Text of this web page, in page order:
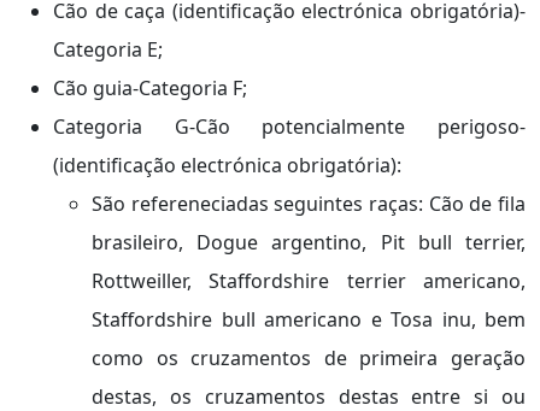
Cão de caça (identificação electrónica obrigatória)-
Categoria E;
Cão guia-Categoria F;
Categoria G-Cão potencialmente perigoso-
(identificação electrónica obrigatória):
São refereneciadas seguintes raças: Cão de fila
brasileiro, Dogue argentino, Pit bull terrier,
Rottweiller, Staffordshire terrier americano,
Staffordshire bull americano e Tosa inu, bem
como os cruzamentos de primeira geração
destas, os cruzamentos destas entre si ou